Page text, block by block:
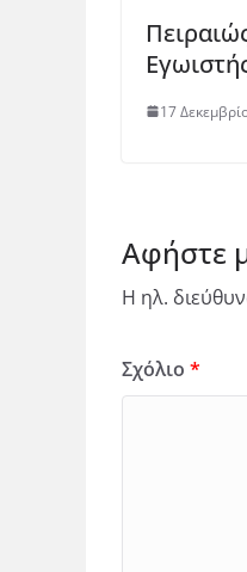
17
Αφήστε
Η ηλ.
Σχόλιο *